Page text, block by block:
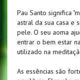
Pau Santo significa
astral da sua casa e
pele. O seu aoma
entrar o bem estar
utilizado na
As essências são